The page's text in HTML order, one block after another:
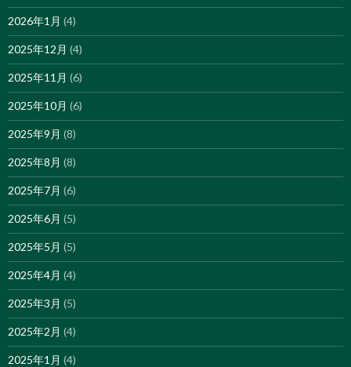
2026年1月 (4)
2025年12月 (4)
2025年11月 (6)
2025年10月 (6)
2025年9月 (8)
2025年8月 (8)
2025年7月 (6)
2025年6月 (5)
2025年5月 (5)
2025年4月 (4)
2025年3月 (5)
2025年2月 (4)
2025年1月 (4)